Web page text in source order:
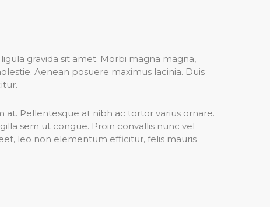
gravida sit amet. Morbi magna magna,
Aenean posuere maximus lacinia. Duis
at. Pellentesque at nibh ac tortor varius ornare.
sem ut congue. Proin convallis nunc vel
leo non elementum efficitur, felis mauris